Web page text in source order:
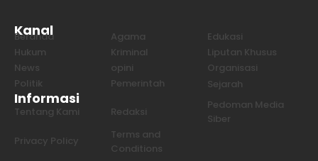
Kanal
Beranda Agama
Edukasi
Hukum
Kriminal
Liputan Khusus
News
opini
Organisasi
Politik
Pemerintah Sejarah
Informasi
Tentang Kami Redaksi
Pedoman Media
Siber
Privacy Policy
Terms and
Conditions